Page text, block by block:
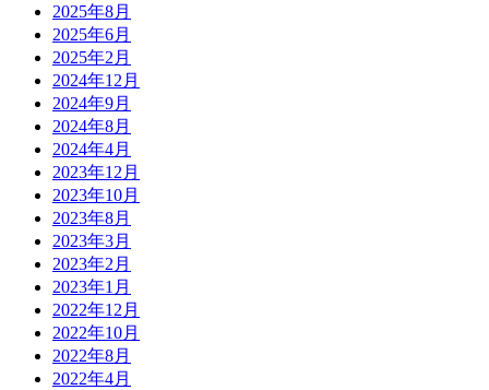
2025年8月
2025年6月
2025年2月
2024年12月
2024年9月
2024年8月
2024年4月
2023年12月
2023年10月
2023年8月
2023年3月
2023年2月
2023年1月
2022年12月
2022年10月
2022年8月
2022年4月